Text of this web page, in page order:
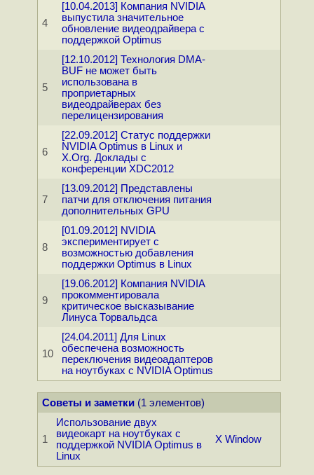
4
[10.04.2013] Компания NVIDIA
выпустила значительное
обновление видеодрайвера с
поддержкой Optimus
5
[12.10.2012] Технология DMA-
BUF не может быть
использована в
проприетарных
видеодрайверах без
перелицензирования
6
[22.09.2012] Cтатус поддержки
NVIDIA Optimus в Linux и
X.Org. Доклады с
конференции XDC2012
7
[13.09.2012] Представлены
патчи для отключения питания
дополнительных GPU
8
[01.09.2012] NVIDIA
экспериментирует с
возможностью добавления
поддержки Optimus в Linux
9
[19.06.2012] Компания NVIDIA
прокомментировала
критическое высказывание
Линуса Торвальдса
10
[24.04.2011] Для Linux
обеспечена возможность
переключения видеоадаптеров
на ноутбуках с NVIDIA Optimus
Советы и заметки(1 элементов)
1
Использование двух
видеокарт на ноутбуках с
поддержкой NVIDIA Optimus в
Linux
X Window